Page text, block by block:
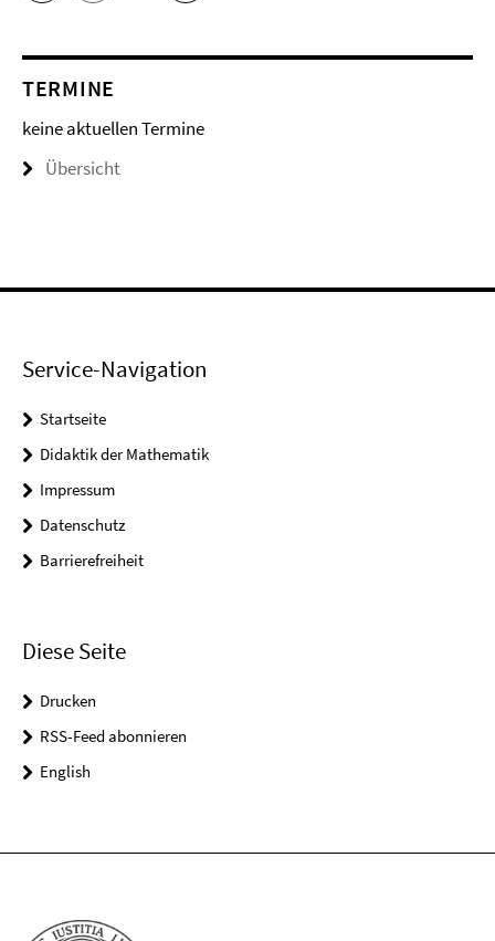
TERMINE
keine aktuellen Termine
Übersicht
Service-Navigation
Startseite
Didaktik der Mathematik
Impressum
Datenschutz
Barrierefreiheit
Diese Seite
Drucken
RSS-Feed abonnieren
English